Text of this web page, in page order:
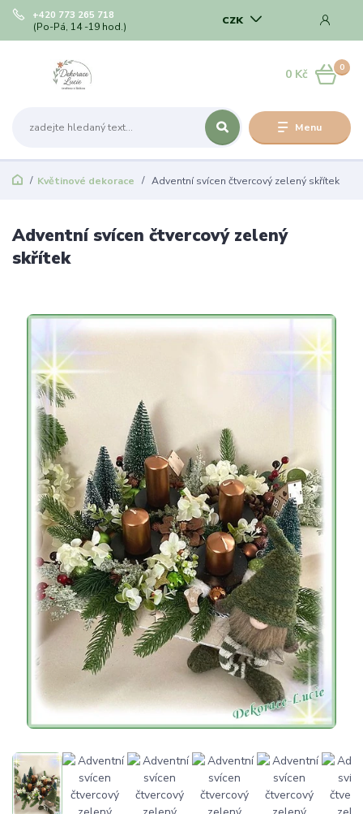
Menu
CZK
+420 773 265 718
(Po-Pá, 14 -19 hod.)
0
0 Kč
Květinové dekorace Adventní svícen čtvercový zelený skřítek
Adventní svícen čtvercový zelený
skřítek